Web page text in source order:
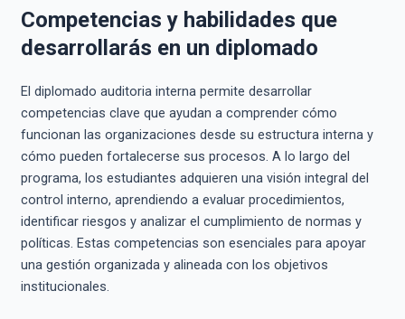
Competencias y habilidades que
desarrollarás en un diplomado
El diplomado auditoria interna permite desarrollar
competencias clave que ayudan a comprender cómo
funcionan las organizaciones desde su estructura interna y
cómo pueden fortalecerse sus procesos. A lo largo del
programa, los estudiantes adquieren una visión integral del
control interno, aprendiendo a evaluar procedimientos,
identificar riesgos y analizar el cumplimiento de normas y
políticas. Estas competencias son esenciales para apoyar
una gestión organizada y alineada con los objetivos
institucionales.